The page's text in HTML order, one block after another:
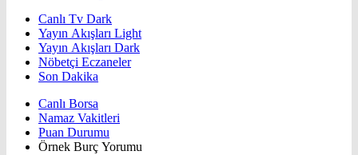
Canlı Tv Dark
Yayın Akışları Light
Yayın Akışları Dark
Nöbetçi Eczaneler
Son Dakika
Canlı Borsa
Namaz Vakitleri
Puan Durumu
Örnek Burç Yorumu